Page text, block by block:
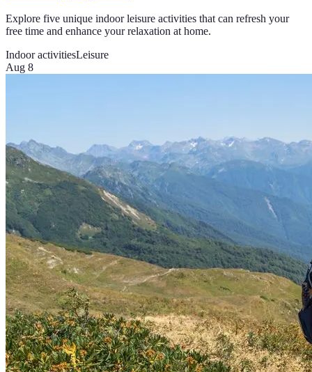
Explore five unique indoor leisure activities that can refresh your
free time and enhance your relaxation at home.
Indoor activitiesLeisure
Aug 8